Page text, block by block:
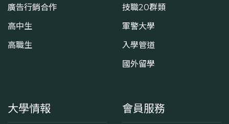
廣告行銷合作
高中生
高職生
技職20群類
軍警大學
入學管道
國外留學
大學情報 會員服務